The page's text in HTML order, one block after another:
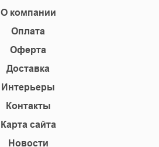
О компании
Оплата
Оферта
Доставка
Интерьеры
Контакты
Карта сайта
Новости